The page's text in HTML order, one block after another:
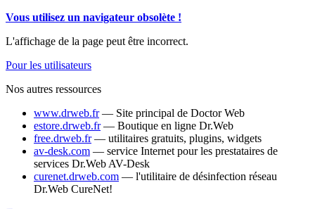
Vous utilisez un navigateur obsolète !
L'affichage de la page peut être incorrect.
Pour les utilisateurs
Nos autres ressources
www.drweb.fr— Site principal de Doctor Web
estore.drweb.fr— Boutique en ligne Dr.Web
free.drweb.fr— utilitaires gratuits, plugins, widgets
av-desk.com — service Internet pour les prestataires de
services Dr.Web AV-Desk
curenet.drweb.com — l'utilitaire de désinfection réseau
Dr.Web CureNet!